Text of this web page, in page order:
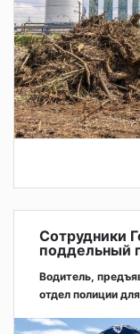
Сотрудники
поддельный
Водитель,
отдел полиции